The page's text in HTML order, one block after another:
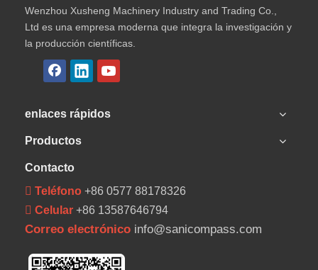
Wenzhou Xusheng Machinery Industry and Trading Co.,
Ltd es una empresa moderna que integra la investigación y
la producción científicas.
enlaces rápidos
Productos
Contacto
 Teléfono +86 0577 88178326
 Celular +86 13587646794
Correo electrónico info@sanicompass.com